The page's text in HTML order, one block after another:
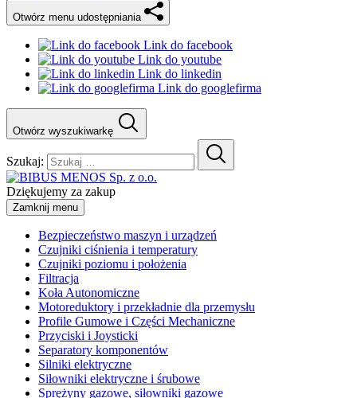
Otwórz menu udostępniania
Link do facebook
Link do youtube
Link do linkedin
Link do googlefirma
Otwórz wyszukiwarkę
Szukaj:
Dziękujemy za zakup
Zamknij menu
Bezpieczeństwo maszyn i urządzeń
Czujniki ciśnienia i temperatury
Czujniki poziomu i położenia
Filtracja
Koła Autonomiczne
Motoreduktory i przekładnie dla przemysłu
Profile Gumowe i Części Mechaniczne
Przyciski i Joysticki
Separatory komponentów
Silniki elektryczne
Siłowniki elektryczne i śrubowe
Sprężyny gazowe, siłowniki gazowe